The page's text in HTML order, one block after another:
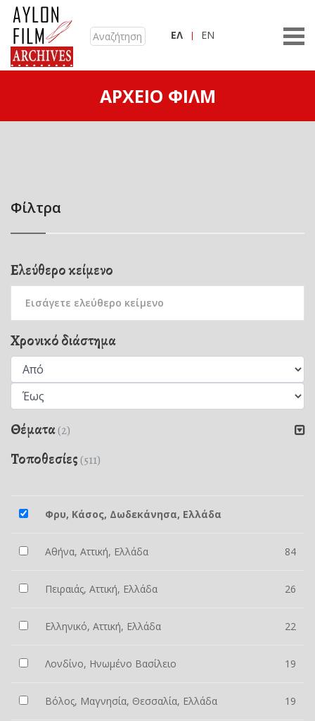
ΕΛ EN
ΑΡΧΕΊΟ ΦΙΛΜ
Φίλτρα
Ελεύθερο κείμενο
Χρονικό διάστημα
Θέματα(2)
Τοποθεσίες (511)
Φρυ, Κάσος, Δωδεκάνησα, Ελλάδα
Αθήνα, Αττική, Ελλάδα 84
Πειραιάς, Αττική, Ελλάδα 26
Ελληνικό, Αττική, Ελλάδα 22
Λονδίνο, Ηνωμένο Βασίλειο 19
Βόλος, Μαγνησία, Θεσσαλία, Ελλάδα 19